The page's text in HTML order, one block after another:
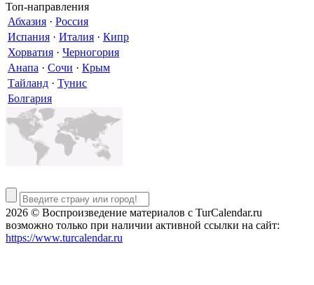
Топ-направления
Абхазия · Россия
Испания · Италия · Кипр
Хорватия · Черногория
Анапа · Сочи · Крым
Тайланд · Тунис
Болгария
2026 © Воспроизведение материалов c TurCalendar.ru
возможно только при наличии активной ссылки на сайт:
https://www.turcalendar.ru